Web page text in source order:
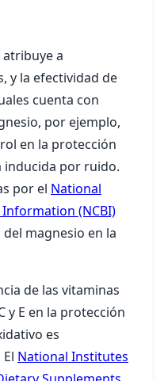
a
y la efectividad de
cuenta con
por ejemplo,
en la protección
inducida por ruido.
por el National
(NCBI)
magnesio en la
de las vitaminas
y E en la protección
es
National Institutes